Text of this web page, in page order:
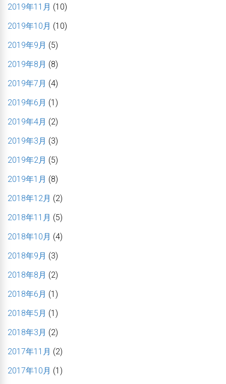
2019年11月 (10)
2019年10月 (10)
2019年9月 (5)
2019年8月 (8)
2019年7月 (4)
2019年6月 (1)
2019年4月 (2)
2019年3月 (3)
2019年2月 (5)
2019年1月 (8)
2018年12月 (2)
2018年11月 (5)
2018年10月 (4)
2018年9月 (3)
2018年8月 (2)
2018年6月 (1)
2018年5月 (1)
2018年3月 (2)
2017年11月 (2)
2017年10月 (1)